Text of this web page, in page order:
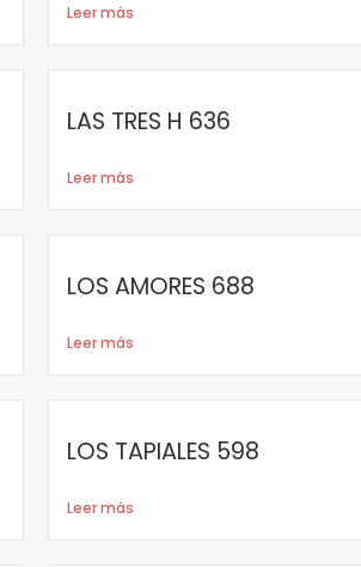
Leer más
LAS TRES H 636
Leer más
LOS AMORES 688
Leer más
LOS TAPIALES 598
Leer más